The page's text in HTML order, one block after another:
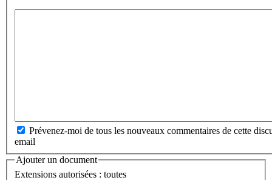
Prévenez-moi de tous les nouveaux commentaires de cette
email
Ajouter un document
Extensions autorisées : toutes